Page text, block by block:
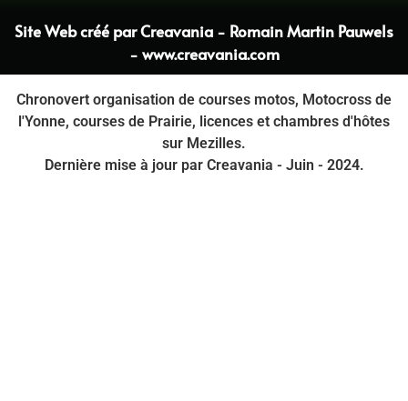
Site Web créé par Creavania - Romain Martin Pauwels
- www.creavania.com
Chronovert organisation de courses motos, Motocross de
l'Yonne, courses de Prairie, licences et chambres d'hôtes
sur Mezilles.
Dernière mise à jour par Creavania - Juin - 2024.